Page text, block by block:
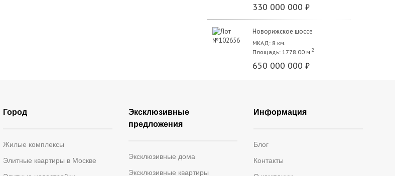
330 000 000 ₽
Новорижское шоссе
МКАД: 8 км.
Площадь: 1778.00 м 2
650 000 000 ₽
Город
Жилые комплексы
Элитные квартиры в Москве
Эксклюзивные
предложения
Эксклюзивные дома
Эксклюзивные квартиры
Информация
Блог
Контакты